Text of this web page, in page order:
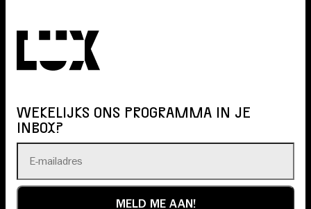
WEKELIJKS ONS PROGRAMMA IN JE
INBOX?